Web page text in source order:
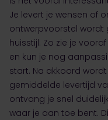
Je levert je wensen of
ontwerpvoorstel
huisstijl. Zo zie je
en kun je nog
start. Na akkoord
gemiddelde levertijd
ontvang je snel
waar je aan toe bent.